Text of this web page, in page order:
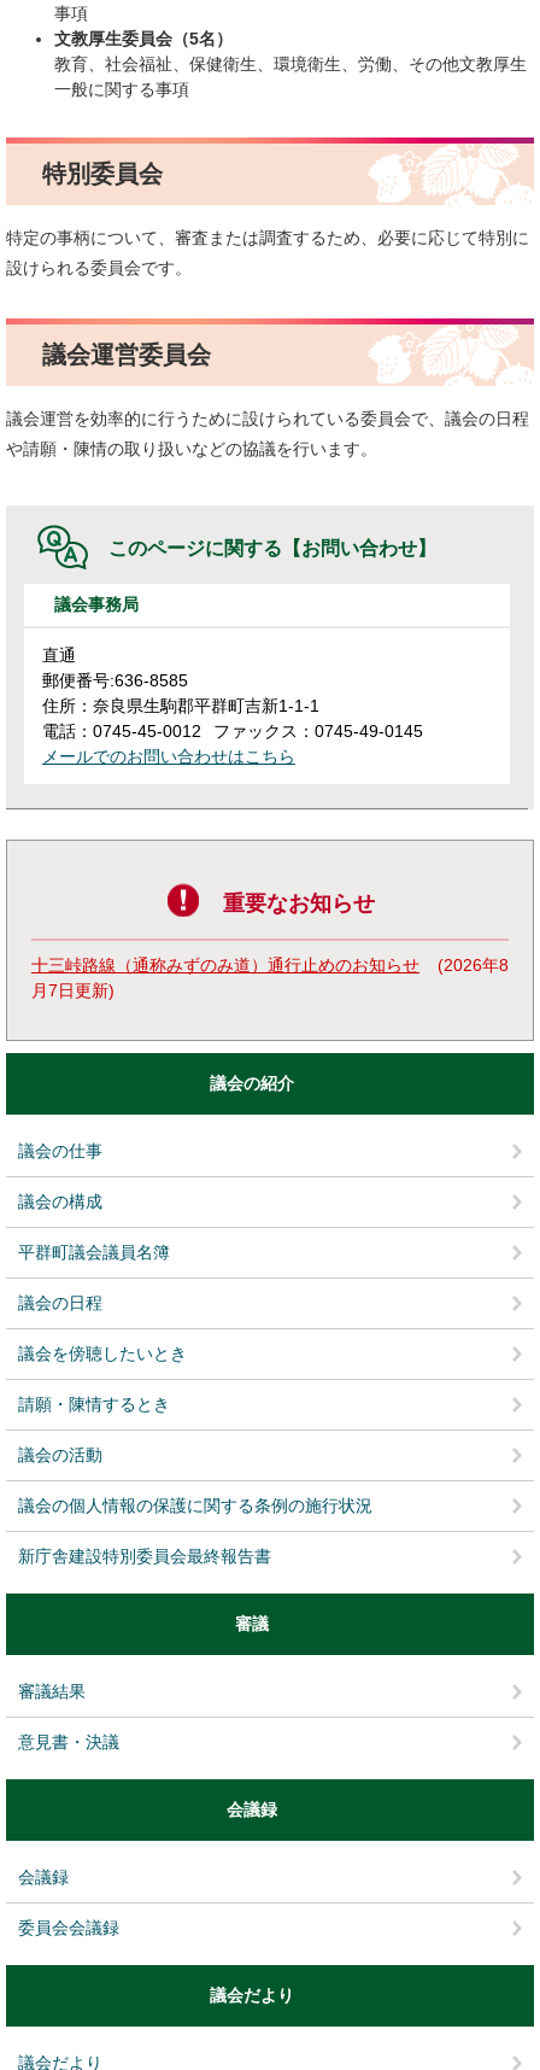
事項
文教厚生委員会（5名）
教育、社会福祉、保健衛生、環境衛生、労働、その他文教厚生
一般に関する事項
特別委員会
特定の事柄について、審査または調査するため、必要に応じて特別に
設けられる委員会です。
議会運営委員会
議会運営を効率的に行うために設けられている委員会で、議会の日程
や請願・陳情の取り扱いなどの協議を行います。
このページに関する 【お問い合わせ】
議会事務局
直通
郵便番号:636-8585
住所：奈良県生駒郡平群町吉新1-1-1
電話：0745-45-0012
ファックス：0745-49-0145
メールでのお問い合わせはこちら
重要なお知らせ
十三峠路線（通称みずのみ道）通行止めのお知らせ
2026年8
月7日更新
議会の紹介
議会の仕事
議会の構成
平群町議会議員名簿
議会の日程
議会を傍聴したいとき
請願・陳情するとき
議会の活動
議会の個人情報の保護に関する条例の施行状況
新庁舎建設特別委員会最終報告書
審議
審議結果
意見書・決議
会議録
会議録
委員会会議録
議会だより
議会だより